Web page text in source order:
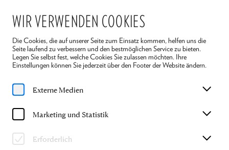
WIR VERWENDEN COOKIES
Die Cookies, die auf unserer Seite zum Einsatz kommen, helfen uns die
Seite laufend zu verbessern und den bestmöglichen Service zu bieten.
Legen Sie selbst fest, welche Cookies Sie zulassen möchten. Ihre
Einstellungen können Sie jederzeit über den Footer der Website ändern.
Externe Medien
Marketing und Statistik
Erforderlich
Home
DANIEL JESCH
DER DICHTER IN "REIGEN" UND